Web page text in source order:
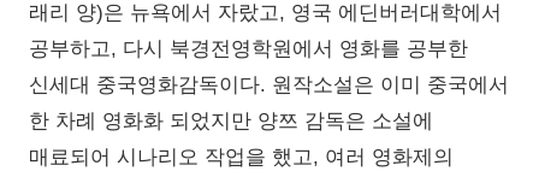
래리 양)은 뉴욕에서 자랐고, 영국 에딘버러대학에서
공부하고, 다시 북경전영학원에서 영화를 공부한
신세대 중국영화감독이다. 원작소설은 이미 중국에서
한 차례 영화화 되었지만 양쯔 감독은 소설에
매료되어 시나리오 작업을 했고, 여러 영화제의